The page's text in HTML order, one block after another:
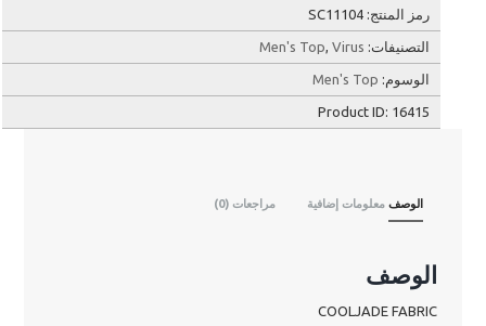
رجالي
رمز المنتج:SC11104
التصنيفات: Men's Top, Virus
الوسوم: Men's Top
Product ID: 16415
الوصف معلومات إضافية مراجعات (0)
الوصف
COOLJADE FABRIC